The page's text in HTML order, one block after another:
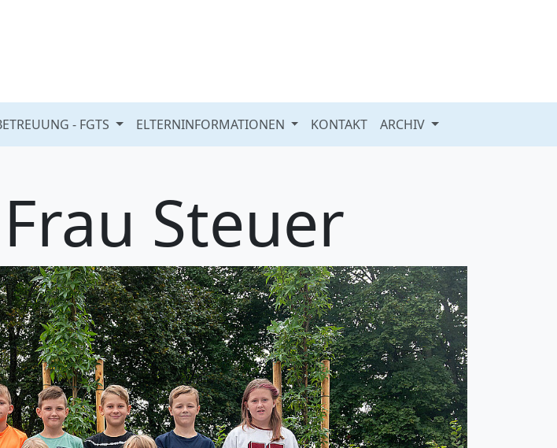
- FGTS ELTERNINFORMATIONEN KONTAKT ARCHIV
Steuer